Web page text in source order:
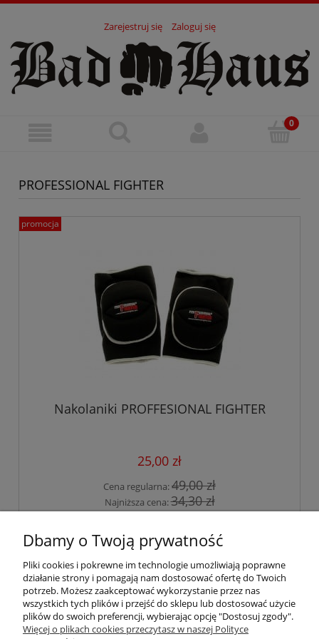
Zarejestruj się Zaloguj się
PROFESSIONAL FIGHTER
Nakolaniki PROFFESIONAL FIGHTER
25,00 zł
Cena regularna:49,00 zł
Najniższa cena:34,30 zł
promocja
BAD HAUS
Płatności i dostawa
Dbamy o Twoją prywatność
Pliki cookies i pokrewne im technologie umożliwiają poprawne
działanie strony i pomagają nam dostosować ofertę do Twoich
potrzeb. Możesz zaakceptować wykorzystanie przez nas
wszystkich tych plików i przejść do sklepu lub dostosować użycie
plików do swoich preferencji, wybierając opcję "Dostosuj zgody".
Więcej o plikach cookies przeczytasz w naszej Polityce